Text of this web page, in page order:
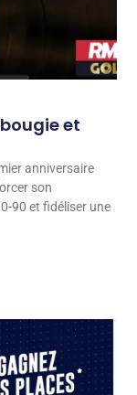
et
anniversaire
son
90 et fidéliser une